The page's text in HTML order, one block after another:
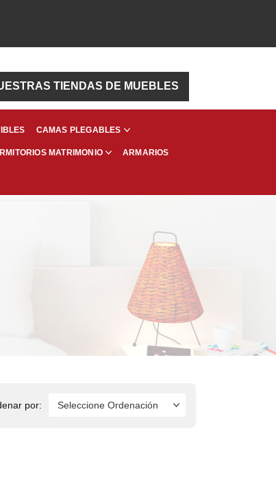
TIENDAS DE MUEBLES
CAMAS PLEGABLES
MATRIMONIO ARMARIOS
por: